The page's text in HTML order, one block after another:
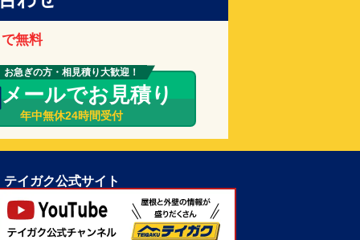
無料
お急ぎの方・相見積り大歓迎！
メールでお見積り
年中無休24時間受付
テイガク公式サイト